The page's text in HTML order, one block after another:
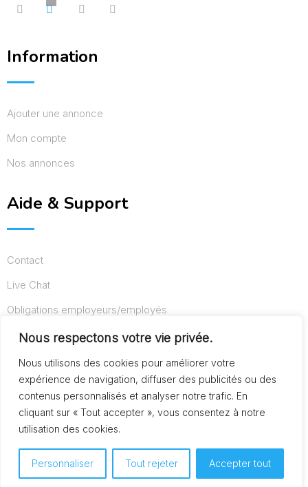
Nous respectons votre vie privée.
Nous utilisons des cookies pour améliorer votre
expérience de navigation, diffuser des publicités ou des
contenus personnalisés et analyser notre trafic. En
cliquant sur « Tout accepter », vous consentez à notre
utilisation des cookies.
Personnaliser Tout rejeter Accepter tout
Information
Ajouter une annonce
Mon compte
Nos annonces
Aide & Support
Contact
Live Chat
Obligations employeurs/employés
Conditions d’utilisation
Mentions légales
© Copyright AideAuxSeniors.fr 2024. Designed and
Developed by